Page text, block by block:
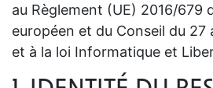
au Règlement (UE) 2016/679
européen et du Conseil du 27
et à la loi Informatique et